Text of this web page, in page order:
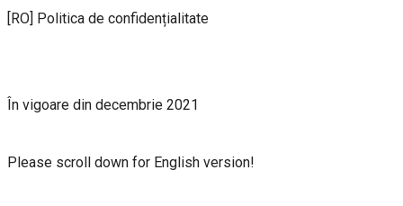
[RO] Politica de confidențialitate
În vigoare din decembrie 2021
Please scroll down for English version!